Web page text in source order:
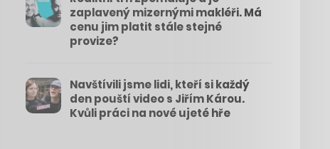
zaplavený mizernými makléři. Má
cenu jim platit stále stejné
provize?
Navštívili jsme lidi, kteří si každý
den pouští video s Jiřím Károu.
Kvůli práci na nové ujeté hře